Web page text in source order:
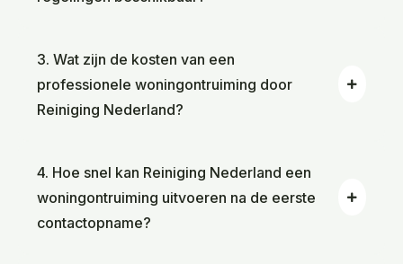
3. Wat zijn de kosten van een
professionele woningontruiming door
Reiniging Nederland?
4. Hoe snel kan Reiniging Nederland een
woningontruiming uitvoeren na de eerste
contactopname?